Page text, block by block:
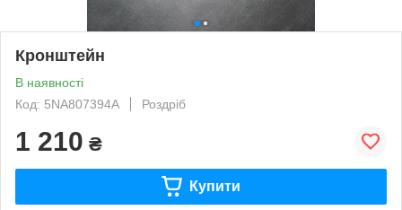
Кронштейн
В наявності
Код: 5NA807394A
Роздріб
1 210 ₴
Купити